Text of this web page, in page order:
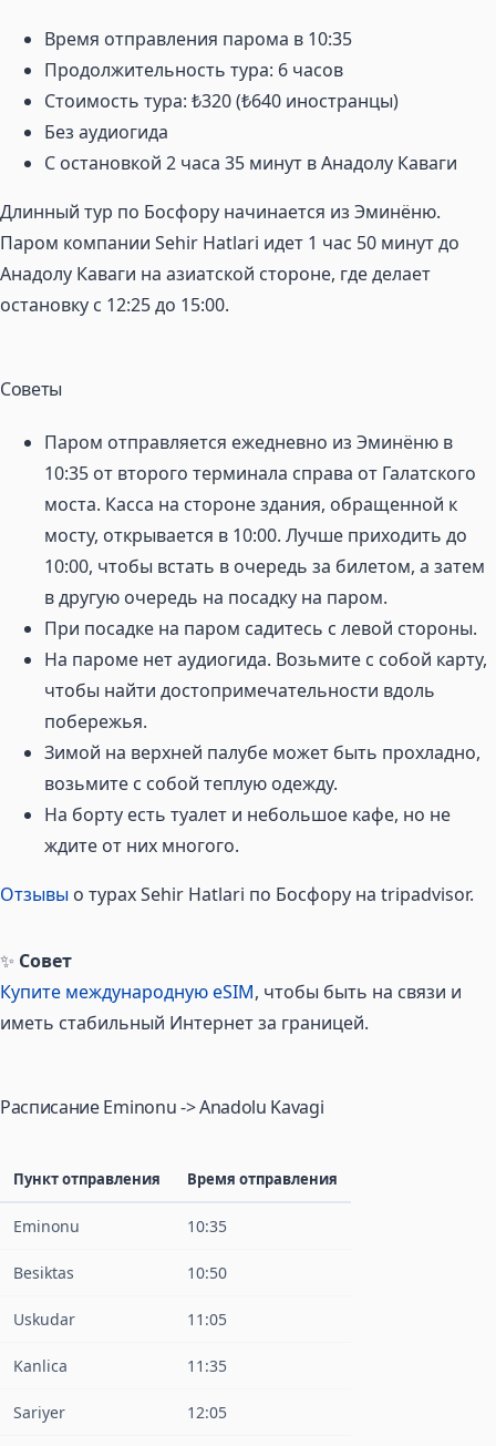
Время отправления парома в 10:35
Продолжительность тура: 6 часов
Стоимость тура: ₺320 (₺640 иностранцы)
Без аудиогида
С остановкой 2 часа 35 минут в Анадолу Каваги
Длинный тур по Босфору начинается из Эминёню.
Паром компании Sehir Hatlari идет 1 час 50 минут до
Анадолу Каваги на азиатской стороне, где делает
остановку с 12:25 до 15:00.
Советы
Паром отправляется ежедневно из Эминёню в
10:35 от второго терминала справа от Галатского
моста. Касса на стороне здания, обращенной к
мосту, открывается в 10:00. Лучше приходить до
10:00, чтобы встать в очередь за билетом, а затем
в другую очередь на посадку на паром.
При посадке на паром садитесь с левой стороны.
На пароме нет аудиогида. Возьмите с собой карту,
чтобы найти достопримечательности вдоль
побережья.
Зимой на верхней палубе может быть прохладно,
возьмите с собой теплую одежду.
На борту есть туалет и небольшое кафе, но не
ждите от них многого.
Отзывы о турах Sehir Hatlari по Босфору на tripadvisor.
✨ Совет
Купите международную eSIM, чтобы быть на связи и
иметь стабильный Интернет за границей.
Расписание Eminonu -> Anadolu Kavagi
Пункт отправления Время отправления
Eminonu 10:35
Besiktas 10:50
Uskudar 11:05
Kanlica 11:35
Sariyer 12:05